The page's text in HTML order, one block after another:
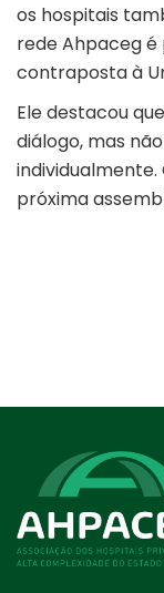
os hospitais
rede Ahpaceg
contraposta à
Ele destacou
diálogo, mas
próxima